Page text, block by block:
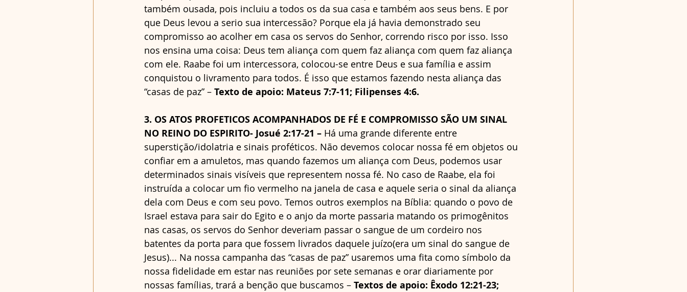
também ousada, pois incluiu a todos os da sua casa e também aos seus bens. E por
que Deus levou a serio sua intercessão? Porque ela já havia demonstrado seu
compromisso ao acolher em casa os servos do Senhor, correndo risco por isso. Isso
nos ensina uma coisa: Deus tem aliança com quem faz aliança com quem faz aliança
com ele. Raabe foi um intercessora, colocou-se entre Deus e sua família e assim
conquistou o livramento para todos. É isso que estamos fazendo nesta aliança das
“casas de paz” – Texto de apoio: Mateus 7:7-11; Filipenses 4:6.
3. OS ATOS PROFETICOS ACOMPANHADOS DE FÉ E COMPROMISSO SÃO UM SINAL
NO REINO DO ESPIRITO- Josué 2:17-21 – Há uma grande diferente entre
superstição/idolatria e sinais proféticos. Não devemos colocar nossa fé em objetos ou
confiar em a amuletos, mas quando fazemos um aliança com Deus, podemos usar
determinados sinais visíveis que representem nossa fé. No caso de Raabe, ela foi
instruída a colocar um fio vermelho na janela de casa e aquele seria o sinal da aliança
dela com Deus e com seu povo. Temos outros exemplos na Bíblia: quando o povo de
Israel estava para sair do Egito e o anjo da morte passaria matando os primogênitos
nas casas, os servos do Senhor deveriam passar o sangue de um cordeiro nos
batentes da porta para que fossem livrados daquele juízo(era um sinal do sangue de
Jesus)... Na nossa campanha das “casas de paz” usaremos uma fita como símbolo da
nossa fidelidade em estar nas reuniões por sete semanas e orar diariamente por
nossas famílias, trará a benção que buscamos – Textos de apoio: Êxodo 12:21-23;